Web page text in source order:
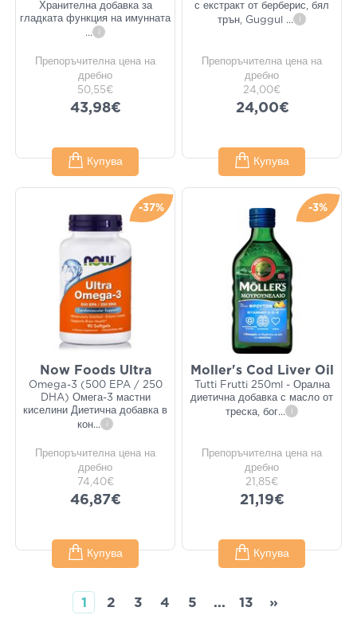
Хранителна добавка за
гладката функция на имунната
...
i
Препоръчителна цена на
дребно
50,55€
43,98€
Купува
с екстракт от берберис, бял
трън, Guggul ... i
Препоръчителна цена на
дребно
24,00€
24,00€
Купува
-37%
Now Foods Ultra
Omega-3 (500 EPA / 250
DHA) Омега-3 мастни
киселини Диетична добавка в
кон... i
Препоръчителна цена на
дребно
74,40€
46,87€
Купува
-3%
Moller's Cod Liver Oil
Tutti Frutti 250ml - Орална
диетична добавка с масло от
треска, бог... i
Препоръчителна цена на
дребно
21,85€
21,19€
Купува
1 2 3 4 5 ... 13 »